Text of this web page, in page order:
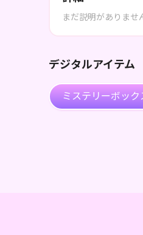
まだ説明がありませ
デジタルアイテム
ミステリーボック